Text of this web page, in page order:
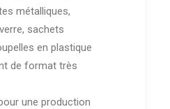
métalliques,
sachets
en plastique
de format très
une production